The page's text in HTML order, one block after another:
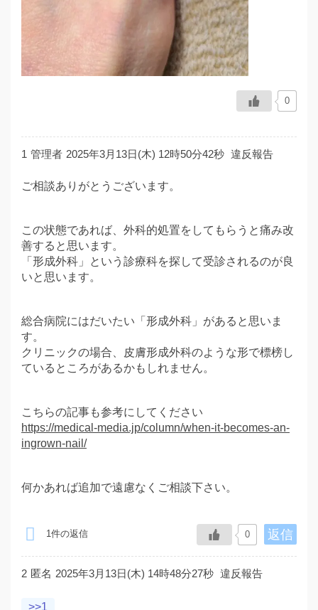
0
1 管理者 2025年3月13日(木) 12時50分42秒 違反報告
ご相談ありがとうございます。
この状態であれば、外科的処置をしてもらうと痛み改
善すると思います。
「形成外科」という診療科を探して受診されるのが良
いと思います。
総合病院にはだいたい「形成外科」があると思いま
す。
クリニックの場合、皮膚形成外科のような形で標榜し
ているところがあるかもしれません。
こちらの記事も参考にしてください
https://medical-media.jp/column/when-it-becomes-an-
ingrown-nail/
何かあれば追加で遠慮なくご相談下さい。
返信
0
1件の返信
2 匿名 2025年3月13日(木) 14時48分27秒 違反報告
>>1